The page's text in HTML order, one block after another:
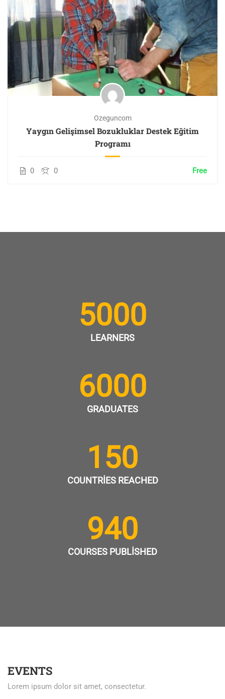
Ozeguncom
Yaygın Gelişimsel Bozukluklar Destek Eğitim
Programı
0 0 Free
5000
LEARNERS
6000
GRADUATES
150
COUNTRIES REACHED
940
COURSES PUBLISHED
EVENTS
Lorem ipsum dolor sit amet, consectetur.